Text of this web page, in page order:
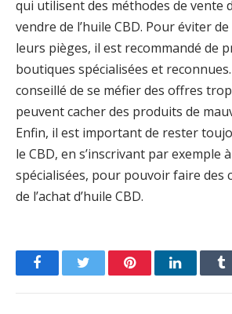
qui utilisent des méthodes de vente
vendre de l’huile CBD. Pour éviter
leurs pièges, il est recommandé de
boutiques spécialisées et
conseillé de se méfier des offres
peuvent cacher des produits de
Enfin, il est important de rester
le CBD, en s’inscrivant par exemple
spécialisées, pour pouvoir faire des
de l’achat d’huile CBD.
FacebookTwitter PinterestLinkedIn